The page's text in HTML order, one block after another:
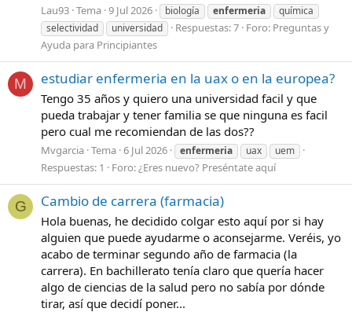
Lau93 Tema 9 Jul 2026 biología enfermeria
química
selectividad
universidad Respuestas: 7 Foro: Preguntas y
Ayuda para Principiantes
M estudiar enfermeria en la uax o en la europea?
Tengo 35 años y quiero una universidad facil y que
pueda trabajar y tener familia se que ninguna es facil
pero cual me recomiendan de las dos??
Mvgarcia Tema 6 Jul 2026 enfermeria uax uem
Respuestas: 1 Foro: ¿Eres nuevo? Preséntate aquí
G Cambio de carrera (farmacia)
Hola buenas, he decidido colgar esto aquí por si hay
alguien que puede ayudarme o aconsejarme. Veréis, yo
acabo de terminar segundo año de farmacia (la
carrera). En bachillerato tenía claro que quería hacer
algo de ciencias de la salud pero no sabía por dónde
tirar, así que decidí poner...